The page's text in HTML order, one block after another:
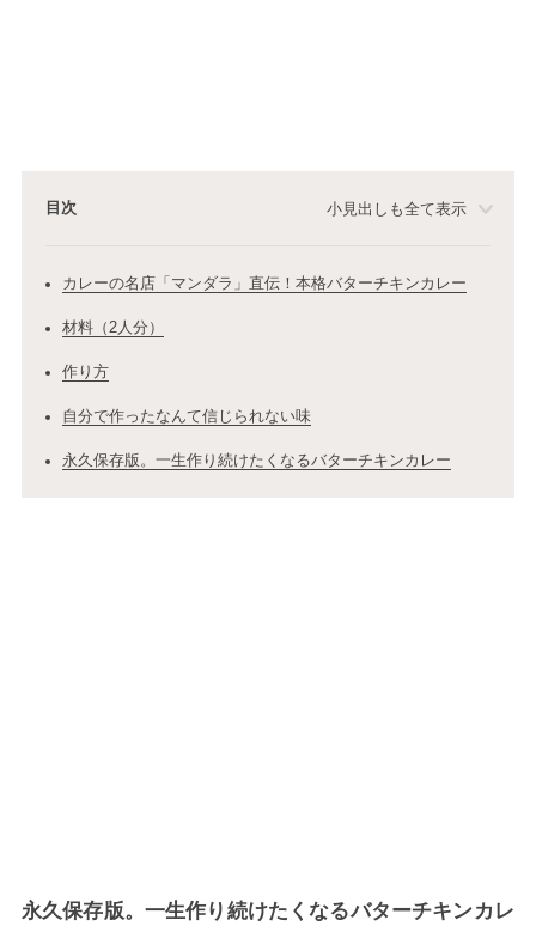
目次 小見出しも全て表示
カレーの名店「マンダラ」直伝！本格バターチキンカレー
材料（2人分）
作り方
自分で作ったなんて信じられない味
永久保存版。一生作り続けたくなるバターチキンカレー
永久保存版。一生作り続けたくなるバターチキンカレ